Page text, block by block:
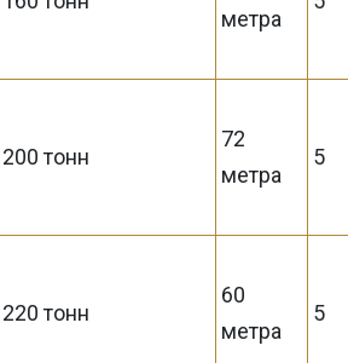
метра
200 тонн
72
метра
5
220 тонн
60
метра
5